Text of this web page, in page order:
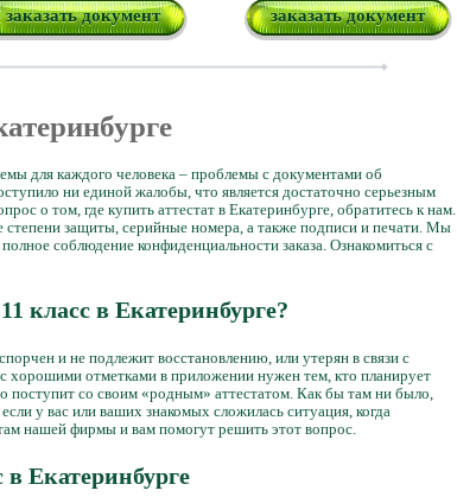
заказать документ заказать документ
для каждого человека – проблемы с документами об
ни единой жалобы, что является достаточно серьезным
о том, где купить аттестат в Екатеринбурге, обратитесь к нам.
защиты, серийные номера, а также подписи и печати. Мы
соблюдение конфиденциальности заказа. Ознакомиться с
класс в Екатеринбурге?
и не подлежит восстановлению, или утерян в связи с
с хорошими отметками в приложении нужен тем, кто планирует
поступит со своим «родным» аттестатом. Как бы там ни было,
у вас или ваших знакомых сложилась ситуация, когда
нашей фирмы и вам помогут решить этот вопрос.
в Екатеринбурге